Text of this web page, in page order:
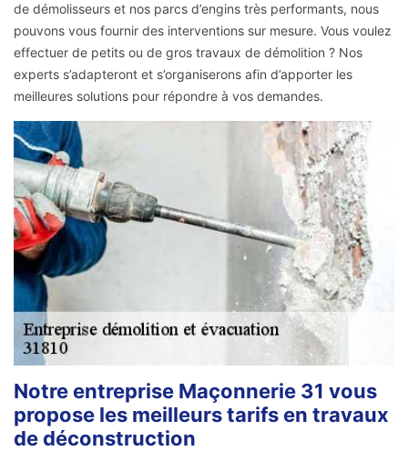
de démolisseurs et nos parcs d’engins très performants, nous
pouvons vous fournir des interventions sur mesure. Vous voulez
effectuer de petits ou de gros travaux de démolition ? Nos
experts s’adapteront et s’organiserons afin d’apporter les
meilleures solutions pour répondre à vos demandes.
Notre entreprise Maçonnerie 31 vous
propose les meilleurs tarifs en travaux
de déconstruction